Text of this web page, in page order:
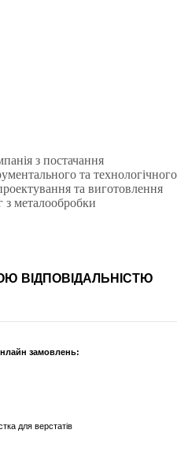
ВІДПОВІДАЛЬНІСТЮ
замовлень:
для верстатів